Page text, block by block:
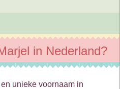
in Nederland?
unieke voornaam in